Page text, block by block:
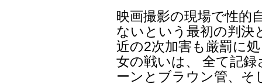
映画撮影の現場で性的
ないという最初の判決
近の2次加害も厳罰に
女の戦いは、 全て記
ーンとブラウン管、そ